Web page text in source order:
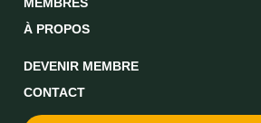
À PROPOS
DEVENIR MEMBRE
CONTACT